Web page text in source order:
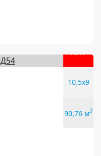
ХИТ
10.5x9
90,76 м2